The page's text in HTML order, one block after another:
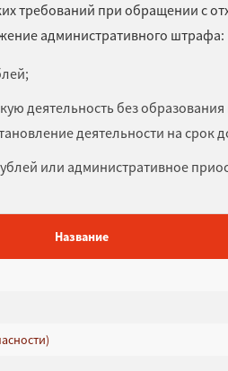
требований при обращении с
административного штрафа:
деятельность без
деятельности на срок
или административное
Название